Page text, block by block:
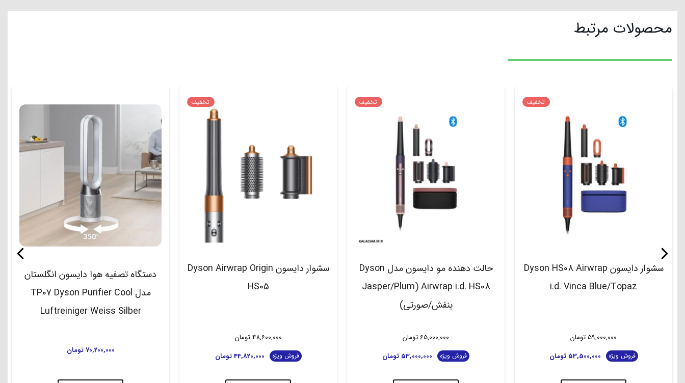
محصولات مرتبط
تخفیف
سشوار دایسون Dyson HS08 Airwrap
i.d. Vinca Blue/Topaz
59,000,000 تومان
فروش ویژه 53,500,000 تومان
تخفیف
حالت دهنده مو دایسون مدل Dyson
Airwrap i.d. HS08 (Jasper/Plum
بنفش/صورتی)
65,000,000تومان
فروش ویژه 53,000,000 تومان
تخفیف
سشوار دایسون Dyson Airwrap Origin
HS05
48,600,000 تومان
فروش ویژه 44,820,000تومان
دستگاه تصفیه هوا دایسون انگلستان
مدل TP07 Dyson Purifier Cool
Luftreiniger Weiss Silber
70,200,000 تومان